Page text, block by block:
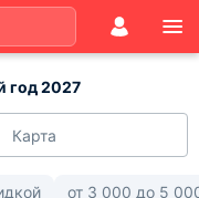
год 2027
Карта
от 3 000 до 5